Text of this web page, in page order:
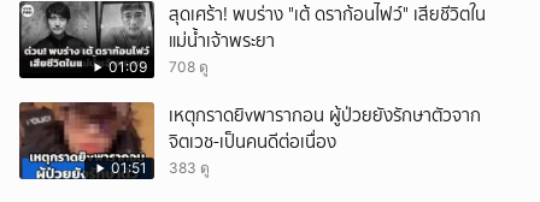
01:09
สุดเศร้า! พบร่าง "เต้ ดราก้อนไฟว์" เสียชีวิตใน
แม่น้ำเจ้าพระยา
708 ดู
01:51
เหตุกราดยิvพารากอน ผู้ป่วยยังรักษาตัวจาก
จิตเวช-เป็นคนดีต่อเนื่อง
383 ดู